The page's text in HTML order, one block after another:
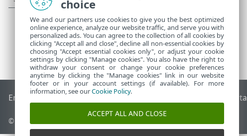
End of Life Databáza znalostí ESET ESET Status
© 1992 - 2025 ESET, spol. s r. o. Všetky práva vyhradené.
choice
We and our partners use cookies to give you the best optimized
online experience, analyze our website traffic, and serve you with
personalized ads. You can agree to the collection of all cookies by
clicking "Accept all and close", decline all non-essential cookies by
choosing "Accept essential cookies only", or adjust your cookie
settings by clicking "Manage cookies". You also have the right to
withdraw your consent or change your cookie preferences
anytime by clicking the "Manage cookies" link in our website
footer or in your account settings (if available). For more
information, see ourCookie Policy.
ACCEPT ALL AND CLOSE